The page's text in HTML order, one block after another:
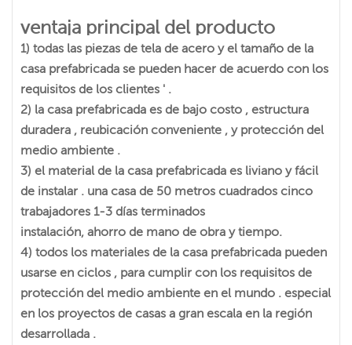
ventaja principal del producto
1) todas las piezas de tela de acero y el tamaño de la
casa prefabricada se pueden hacer de acuerdo con los
requisitos de los clientes ' .
2) la casa prefabricada es de bajo costo , estructura
duradera , reubicación conveniente , y protección del
medio ambiente .
3) el material de la casa prefabricada es liviano y fácil
de instalar . una casa de 50 metros cuadrados cinco
trabajadores 1-3 días terminados
instalación, ahorro de mano de obra y tiempo.
4) todos los materiales de la casa prefabricada pueden
usarse en ciclos , para cumplir con los requisitos de
protección del medio ambiente en el mundo . especial
en los proyectos de casas a gran escala en la región
desarrollada .